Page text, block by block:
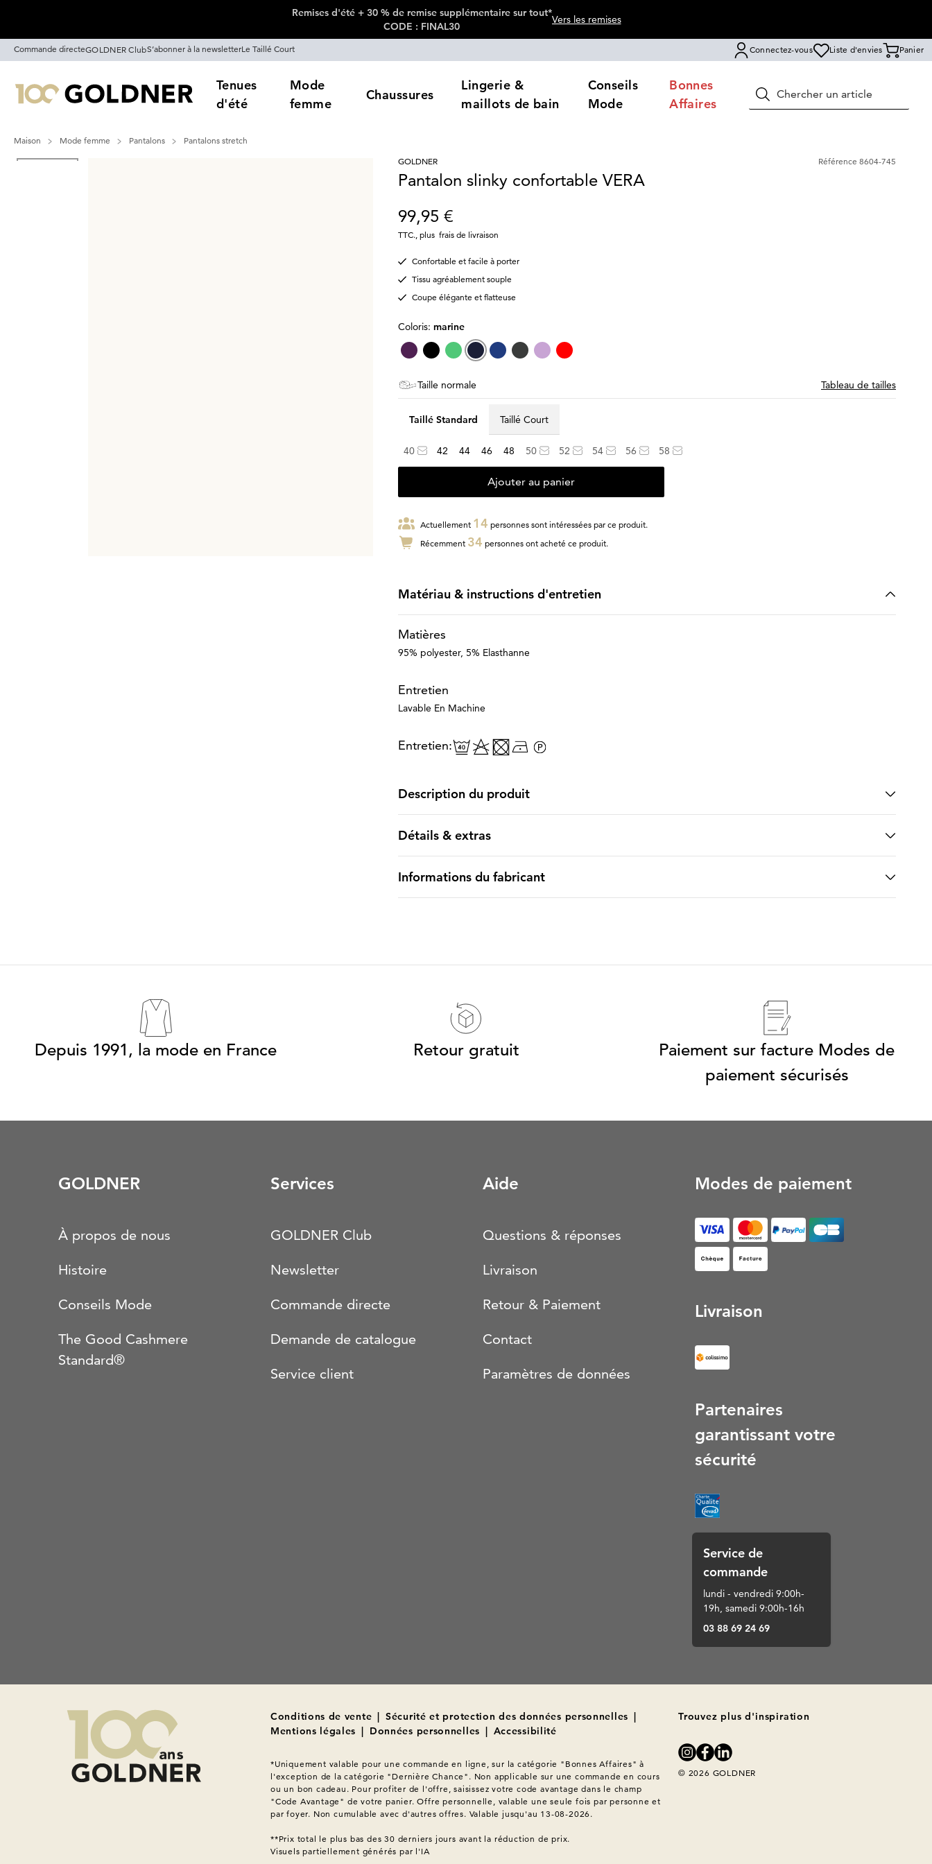
Remises d'été + 30 % de remise supplémentaire sur tout*
CODE : FINAL30
Vers les remises
Commande directeGOLDNER ClubS’abonner à la newsletterLe Taillé Court Connectez-vous Liste d'envies Panier
Tenues
d'été
Mode
femme
Chaussures
Lingerie &
maillots de bain
Conseils
Mode
Bonnes
Affaires
Rechercher
Maison Mode femme Pantalons
Pantalons stretch
GOLDNER
Référence 8604-745
Pantalon slinky confortable VERA
99,95 €
TTC., plus frais de livraison
Confortable et facile à porter
Tissu agréablement souple
Coupe élégante et flatteuse
Coloris: marine
Taille normale Tableau de tailles
Taillé Standard Taillé Court
40 42 44 46 48 50 52 54 56 58
Ajouter au panier
Actuellement 14 personnes sont intéressées par ce produit.
Récemment 34 personnes ont acheté ce produit.
Matériau & instructions d'entretien
Matières
95% polyester, 5% Elasthanne
Entretien
Lavable En Machine
Entretien:
Description du produit
Détails & extras
Informations du fabricant
Depuis 1991, la mode en France Retour gratuit
Paiement sur facture Modes de
paiement sécurisés
GOLDNER
À propos de nous
Histoire
Conseils Mode
The Good Cashmere
Standard®
Services
GOLDNER Club
Newsletter
Commande directe
Demande de catalogue
Service client
Aide
Questions & réponses
Livraison
Retour & Paiement
Contact
Paramètres de données
Modes de paiement
Facture (S’ouvre dans un nouvel onglet)
Livraison
Partenaires
garantissant votre
sécurité
Service de
commande
lundi - vendredi 9:00h-
19h, samedi 9:00h-16h
03 88 69 24 69
Conditions de vente | Sécurité et protection des données personnelles |
Mentions légales | Données personnelles | Accessibilité
*Uniquement valable pour une commande en ligne, sur la catégorie "Bonnes Affaires" à
l'exception de la catégorie "Dernière Chance". Non applicable sur une commande en cours
ou un bon cadeau. Pour profiter de l'offre, saisissez votre code avantage dans le champ
"Code Avantage" de votre panier. Offre personnelle, valable une seule fois par personne et
par foyer. Non cumulable avec d'autres offres. Valable jusqu'au 13-08-2026.
Visuels partiellement générés par l'IA
Trouvez plus d'inspiration
© 2026 GOLDNER